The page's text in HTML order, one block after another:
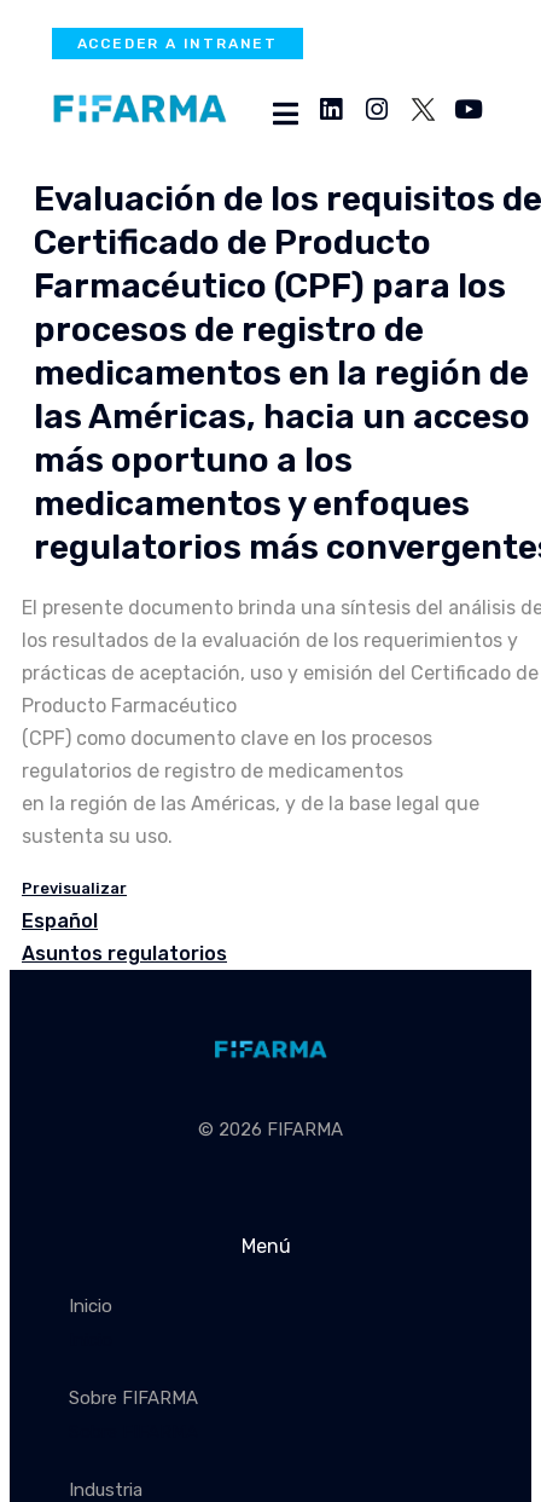
ACCEDER A INTRANET
Evaluación de los requisitos
Certificado de Producto
Farmacéutico (CPF) para los
procesos de registro de
medicamentos en la región de
las Américas, hacia un acceso
más oportuno a los
medicamentos y enfoques
regulatorios más
El presente documento brinda una síntesis del análisis
los resultados de la evaluación de los requerimientos y
prácticas de aceptación, uso y emisión del Certificado de
Producto Farmacéutico
(CPF) como documento clave en los procesos
regulatorios de registro de medicamentos
en la región de las Américas, y de la base legal que
sustenta su uso.
Previsualizar
Español
Asuntos regulatorios
© 2026 FIFARMA
Menú
Inicio
Sobre FIFARMA
Industria